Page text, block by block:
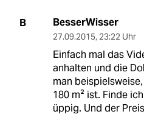
B BesserWisser
27.09.2015, 23:22 Uhr
Einfach mal das
anhalten und die
man
180 m² ist. Finde
üppig. Und der